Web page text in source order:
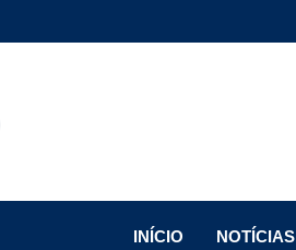
INÍCIO
NOTÍCIAS